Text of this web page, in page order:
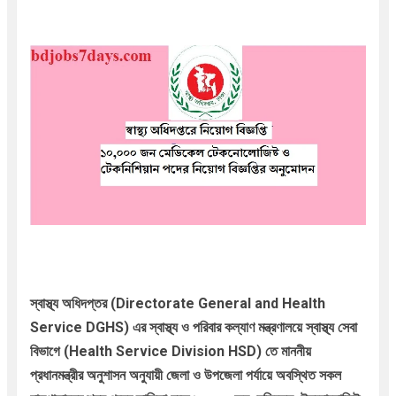
স্বাস্থ্য অধিদপ্তর (Directorate General and Health
Service DGHS) এর স্বাস্থ্য ও পরিবার কল্যাণ মন্ত্রণালয়েস্বাস্থ্য সেবা
বিভাগে (Health Service Division HSD) তে মাননীয়
প্রধানমন্ত্রীর অনুশাসন অনুযায়ী জেলা ও উপজেলা পর্যায়ে অবস্থিত সকল